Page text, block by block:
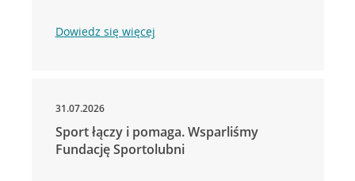
Dowiedz się więcej
31.07.2026
Sport łączy i pomaga. Wsparliśmy
Fundację Sportolubni